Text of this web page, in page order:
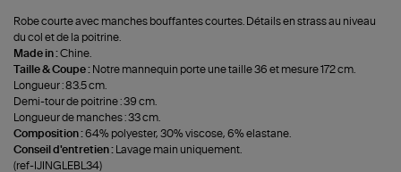
Robe courte avec manches bouffantes courtes. Détails en strass au niveau
du col et de la poitrine.
Made in :Chine.
Taille & Coupe : Notre mannequin porte une taille 36 et mesure 172 cm.
Longueur : 83.5 cm.
Demi-tour de poitrine : 39 cm.
Longueur de manches : 33 cm.
Composition :64% polyester, 30% viscose, 6% elastane.
Conseil d'entretien :
Lavage main uniquement.
(ref-IJINGLEBL34)